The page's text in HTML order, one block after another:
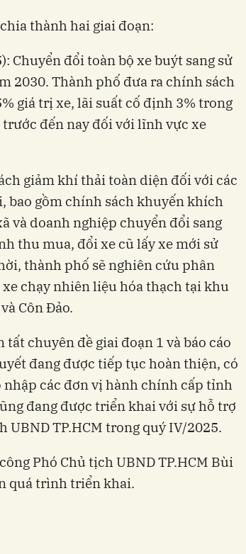
thành hai giai đoạn:
Chuyển đổi toàn bộ xe buýt sang sử
2030. Thành phố đưa ra chính sách
giá trị xe, lãi suất cố định 3% trong
đến nay đối với lĩnh vực xe
giảm khí thải toàn diện đối với các
bao gồm chính sách khuyến khích
và doanh nghiệp chuyển đổi sang
thu mua, đổi xe cũ lấy xe mới sử
thành phố sẽ nghiên cứu phân
chạy nhiên liệu hóa thạch tại khu
Côn Đảo.
tất chuyên đề giai đoạn 1 và báo cáo
đang được tiếp tục hoàn thiện, có
các đơn vị hành chính cấp tỉnh
đang được triển khai với sự hỗ trợ
TP.HCM trong quý IV/2025.
Phó Chủ tịch UBND TP.HCM Bùi
quá trình triển khai.